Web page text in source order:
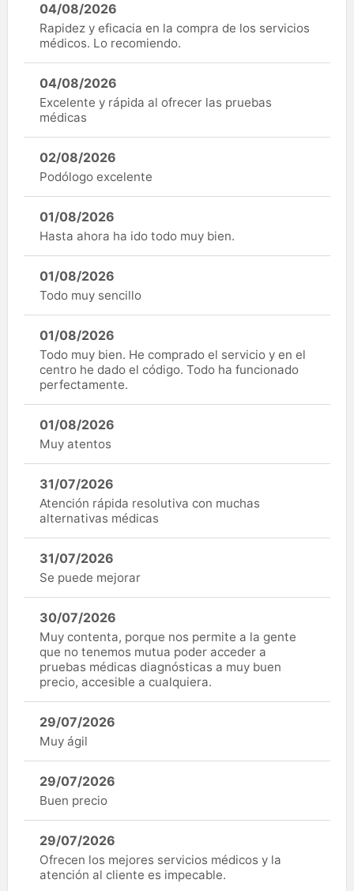
04/08/2026
Rapidez y eficacia en la compra de los servicios
médicos. Lo recomiendo.
04/08/2026
Excelente y rápida al ofrecer las pruebas
médicas
02/08/2026
Podólogo excelente
01/08/2026
Hasta ahora ha ido todo muy bien.
01/08/2026
Todo muy sencillo
01/08/2026
Todo muy bien. He comprado el servicio y en el
centro he dado el código. Todo ha funcionado
perfectamente.
01/08/2026
Muy atentos
31/07/2026
Atención rápida resolutiva con muchas
alternativas médicas
31/07/2026
Se puede mejorar
30/07/2026
Muy contenta, porque nos permite a la gente
que no tenemos mutua poder acceder a
pruebas médicas diagnósticas a muy buen
precio, accesible a cualquiera.
29/07/2026
Muy ágil
29/07/2026
Buen precio
29/07/2026
Ofrecen los mejores servicios médicos y la
atención al cliente es impecable.